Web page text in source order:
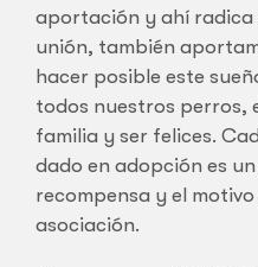
aportación y ahí
unión, también
hacer posible este
todos nuestros perros,
familia y ser felices.
dado en adopción es
recompensa y el
asociación.